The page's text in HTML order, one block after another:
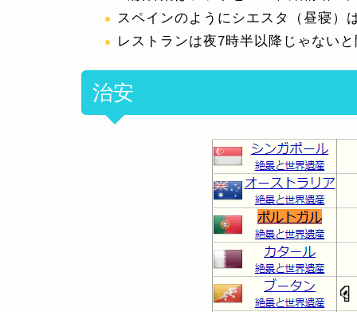
スペインのようにシエスタ（昼寝）
レストランは夜7時半以降じゃない
治安